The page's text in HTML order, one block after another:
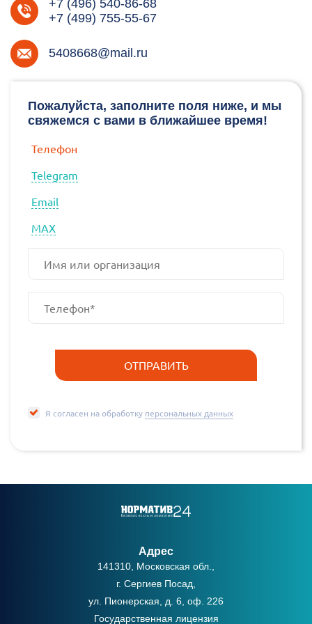
Пожалуйста, заполните поля ниже, и мы
свяжемся с вами в ближайшее время!
Телефон
Telegram
Email
МАХ
Я согласен на обработку персональных данных
+7 (496) 540-86-68
+7 (499) 755-55-67
5408668@mail.ru
Адрес
141310, Московская обл.,
г. Сергиев Посад,
ул. Пионерская, д. 6, оф. 226
Государственная лицензия